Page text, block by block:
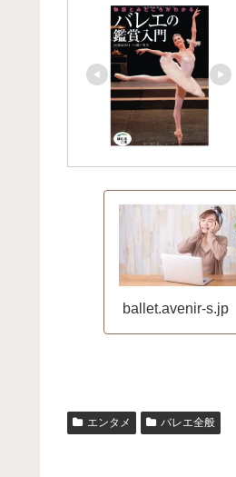
ballet.avenir-s.jp
エンタメ バレエ全般